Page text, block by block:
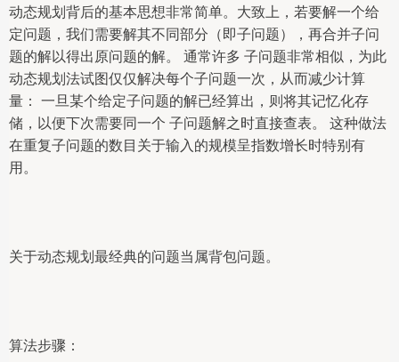
动态规划背后的基本思想非常简单。大致上，若要解一个给
定问题，我们需要解其不同部分（即子问题），再合并子问
题的解以得出原问题的解。 通常许多 子问题非常相似，为此
动态规划法试图仅仅解决每个子问题一次，从而减少计算
量： 一旦某个给定子问题的解已经算出，则将其记忆化存
储，以便下次需要同一个 子问题解之时直接查表。 这种做法
在重复子问题的数目关于输入的规模呈指数增长时特别有
用。
关于动态规划最经典的问题当属背包问题。
算法步骤：